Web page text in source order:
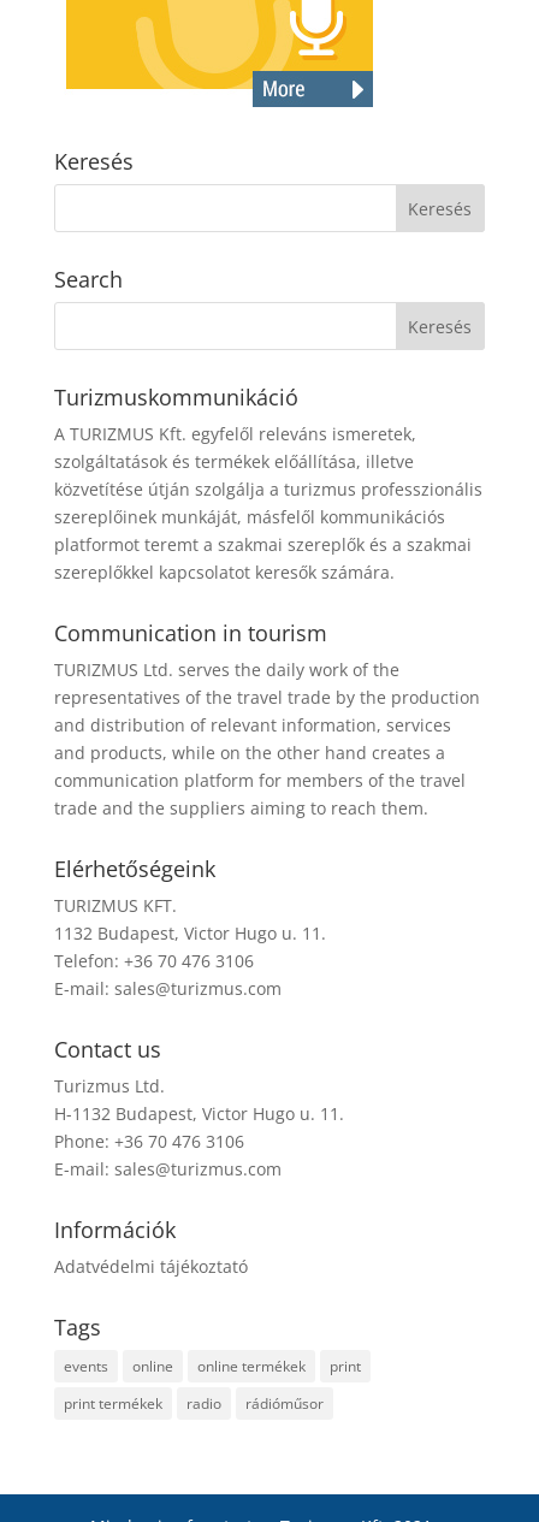
Keresés
Search
Turizmuskommunikáció
A TURIZMUS Kft. egyfelől releváns ismeretek,
szolgáltatások és termékek előállítása, illetve
közvetítése útján szolgálja a turizmus professzionális
szereplőinek munkáját, másfelől kommunikációs
platformot teremt a szakmai szereplők és a szakmai
szereplőkkel kapcsolatot keresők számára.
Communication in tourism
TURIZMUS Ltd. serves the daily work of the
representatives of the travel trade by the production
and distribution of relevant information, services
and products, while on the other hand creates a
communication platform for members of the travel
trade and the suppliers aiming to reach them.
Elérhetőségeink
TURIZMUS KFT.
1132 Budapest, Victor Hugo u. 11.
Telefon: +36 70 476 3106
E-mail: sales@turizmus.com
Contact us
Turizmus Ltd.
H-1132 Budapest, Victor Hugo u. 11.
Phone: +36 70 476 3106
E-mail: sales@turizmus.com
Információk
Adatvédelmi tájékoztató
Tags
events online online termékek
print
print termékek
radio rádióműsor